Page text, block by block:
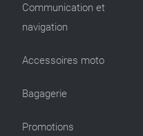
Communication et
navigation
Accessoires moto
Bagagerie
Promotions